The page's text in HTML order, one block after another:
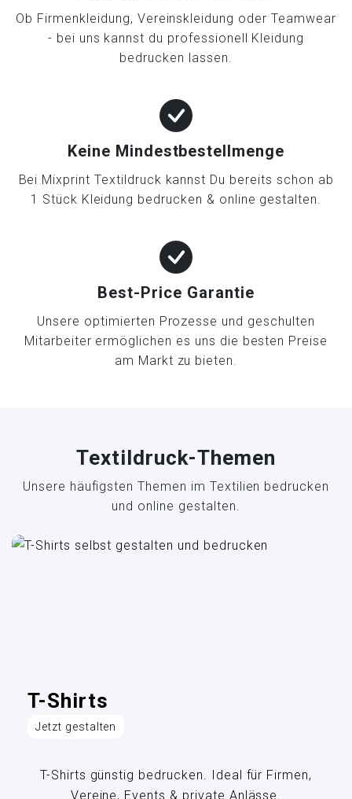
Ob Firmenkleidung, Vereinskleidung oder Teamwear
- bei uns kannst du professionell Kleidung
bedrucken lassen.
Keine Mindestbestellmenge
Bei Mixprint Textildruck kannst Du bereits schon ab
1 Stück Kleidung bedrucken & online gestalten.
Best-Price Garantie
Unsere optimierten Prozesse und geschulten
Mitarbeiter ermöglichen es uns die besten Preise
am Markt zu bieten.
Textildruck-Themen
Unsere häufigsten Themen im Textilien bedrucken
und online gestalten.
T-Shirts
Jetzt gestalten
T-Shirts günstig bedrucken. Ideal für Firmen,
Vereine, Events & private Anlässe.